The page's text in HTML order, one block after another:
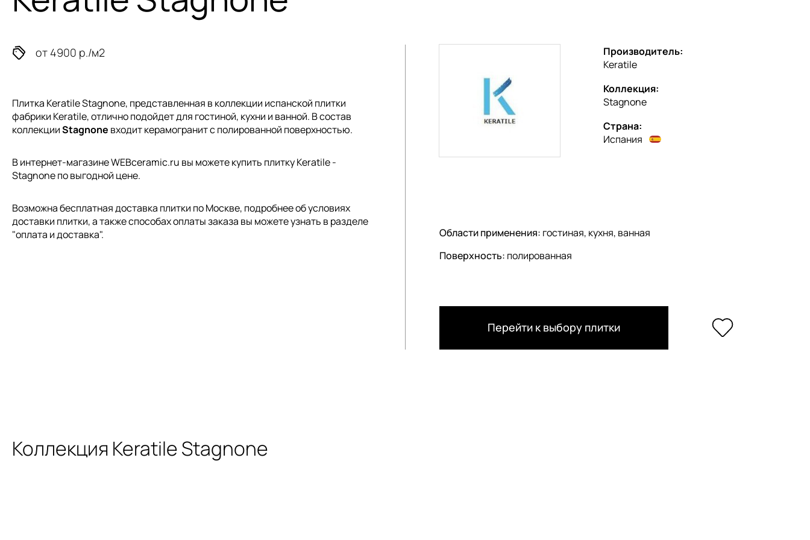
от 4900 р./м2
Плитка Keratile Stagnone, представленная в коллекции испанской плитки
фабрики Keratile, отлично подойдет для гостиной, кухни и ванной. В состав
коллекцииStagnone входит керамогранит с полированной поверхностью.
В интернет-магазине WEBceramic.ru вы можете купить плитку Keratile -
Stagnone по выгодной цене.
Возможна бесплатная доставка плитки по Москве, подробнее об условиях
доставки плитки, а также способах оплаты заказа вы можете узнать в разделе
"оплата и доставка".
Производитель:
Keratile
Коллекция:
Stagnone
Страна:
Испания
Области применения: гостиная, кухня, ванная
Поверхность: полированная
Перейти к выбору плитки
Коллекция Keratile Stagnone